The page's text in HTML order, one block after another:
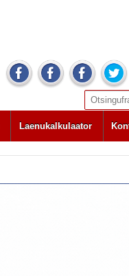
Search
for:
Laenukalkulaator